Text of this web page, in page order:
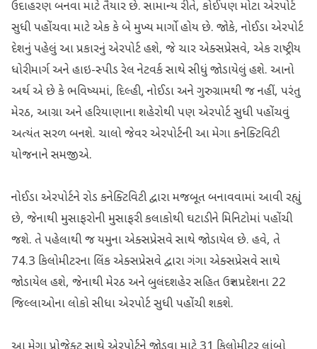
ઉદાહરણ બનવા માટે તૈયાર છે. સામાન્ય રીતે, કોઈપણ મોટા એરપોર્ટ
સુધી પહોંચવા માટે એક કે બે મુખ્ય માર્ગો હોય છે. જોકે, નોઈડા એરપોર્ટ
દેશનું પહેલું આ પ્રકારનું એરપોર્ટ હશે, જે ચાર એક્સપ્રેસવે, એક રાષ્ટ્રીય
ધોરીમાર્ગ અને હાઇ-સ્પીડ રેલ નેટવર્ક સાથે સીધું જોડાયેલું હશે. આનો
અર્થ એ છે કે ભવિષ્યમાં, દિલ્હી, નોઈડા અને ગુરુગ્રામથી જ નહીં, પરંતુ
મેરઠ, આગ્રા અને હરિયાણાના શહેરોથી પણ એરપોર્ટ સુધી પહોંચવું
અત્યંત સરળ બનશે. ચાલો જેવર એરપોર્ટની આ મેગા કનેક્ટિવિટી
યોજનાને સમજીએ.
નોઈડા એરપોર્ટને રોડ કનેક્ટિવિટી દ્વારા મજબૂત બનાવવામાં આવી રહ્યું
છે, જેનાથી મુસાફરોની મુસાફરી કલાકોથી ઘટાડીને મિનિટોમાં પહોંચી
જશે. તે પહેલાથી જ યમુના એક્સપ્રેસવે સાથે જોડાયેલ છે. હવે, તે
74.3 કિલોમીટરના લિંક એક્સપ્રેસવે દ્વારા ગંગા એક્સપ્રેસવે સાથે
જોડાયેલ હશે, જેનાથી મેરઠ અને બુલંદશહેર સહિત ઉત્તર પ્રદેશના 22
જિલ્લાઓના લોકો સીધા એરપોર્ટ સુધી પહોંચી શકશે.